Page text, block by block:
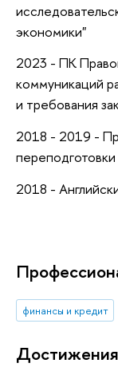
экономики"
2023 - ПК
коммуникаций
и требования
2018 - 2019 -
2018 -
финансы и кредит